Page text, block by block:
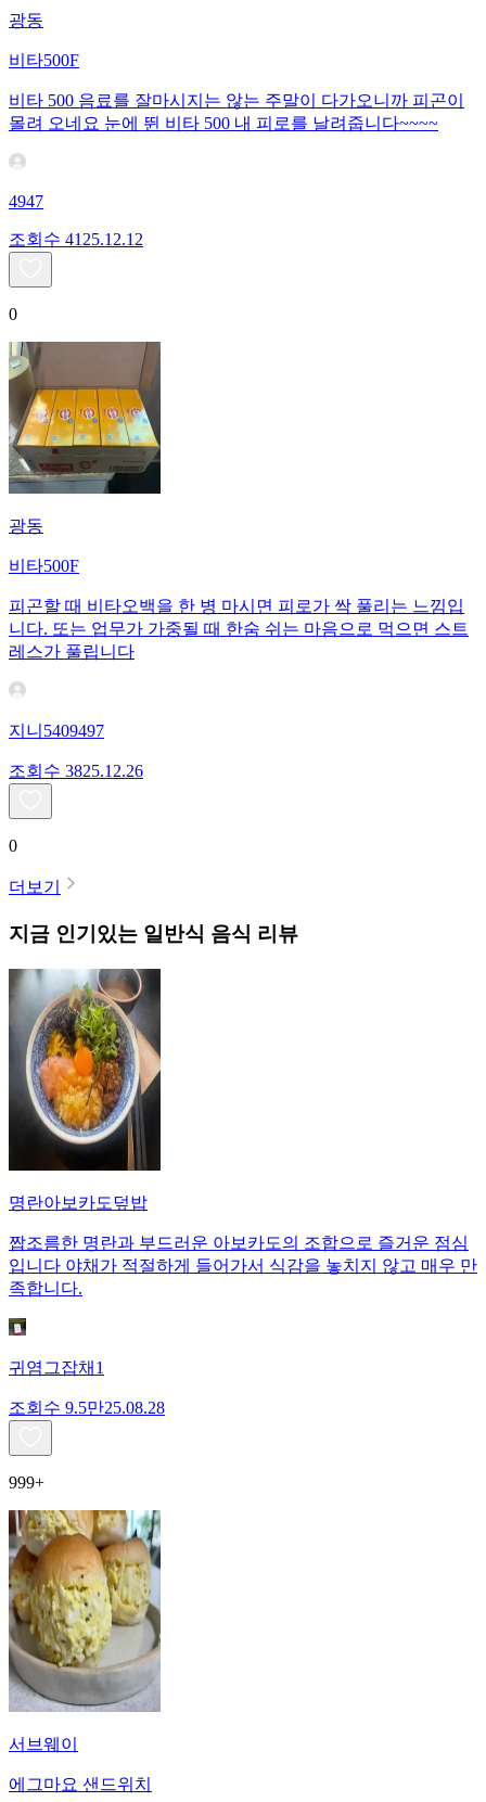
광동
비타500F
비타 500 음료를 잘마시지는 않는 주말이 다가오니까 피곤이
몰려 오네요 눈에 뛴 비타 500 내 피로를 날려줍니다~~~~
4947
조회수 41 25.12.12
0
광동
비타500F
피곤할 때 비타오백을 한 병 마시면 피로가 싹 풀리는 느낌입
니다. 또는 업무가 가중될 때 한숨 쉬는 마음으로 먹으면 스트
레스가 풀립니다
지니5409497
조회수 3825.12.26
0
더보기
지금 인기있는 일반식 음식 리뷰
명란아보카도덮밥
짭조름한 명란과 부드러운 아보카도의 조합으로 즐거운 점심
입니다 야채가 적절하게 들어가서 식감을 놓치지 않고 매우 만
족합니다.
귀염그잡채1
조회수 9.5만25.08.28
999+
서브웨이
에그마요 샌드위치